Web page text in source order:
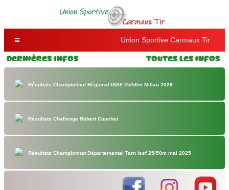
Union Sportive Carmaux Tir
Dernières Infos Toutes les Infos
Résultats Championnat Régional ISSF 25/50m Millau 2026
Résultats Challenge Robert Couchet
Résultats Championnat Départemental Tarn issf 25/50m mai 2025